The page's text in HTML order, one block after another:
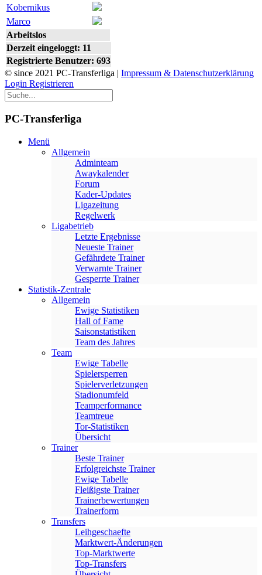
Kobernikus
Marco
Arbeitslos
Derzeit eingeloggt: 11
Registrierte Benutzer: 693
© since 2021 PC-Transferliga | Impressum & Datenschutzerklärung
Login Registrieren
PC-Transferliga
Menü
Allgemein
Adminteam
Awaykalender
Forum
Kader-Updates
Ligazeitung
Regelwerk
Ligabetrieb
Letzte Ergebnisse
Neueste Trainer
Gefährdete Trainer
Verwarnte Trainer
Gesperrte Trainer
Statistik-Zentrale
Allgemein
Ewige Statistiken
Hall of Fame
Saisonstatistiken
Team des Jahres
Team
Ewige Tabelle
Spielersperren
Spielerverletzungen
Stadionumfeld
Teamperformance
Teamtreue
Tor-Statistiken
Übersicht
Trainer
Beste Trainer
Erfolgreichste Trainer
Ewige Tabelle
Fleißigste Trainer
Trainerbewertungen
Trainerform
Transfers
Leihgeschaefte
Marktwert-Änderungen
Top-Marktwerte
Top-Transfers